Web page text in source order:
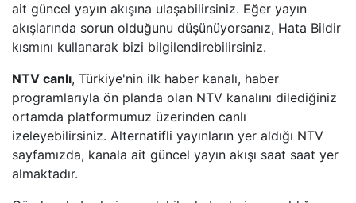
CNN TüRK
TJK TV
TRT SPOR
A SPOR
ait güncel yayın akışına ulaşabilirsiniz. Eğer yayın
akışlarında sorun olduğunu düşünüyorsanız, Hata Bildir
kısmını kullanarak bizi bilgilendirebilirsiniz.
NTV canlı, Türkiye'nin ilk haber kanalı, haber
programlarıyla ön planda olan NTV kanalını dilediğiniz
ortamda platformumuz üzerinden canlı
izeleyebilirsiniz. Alternatifli yayınların yer aldığı NTV
sayfamızda, kanala ait güncel yayın akışı saat saat yer
almaktadır.